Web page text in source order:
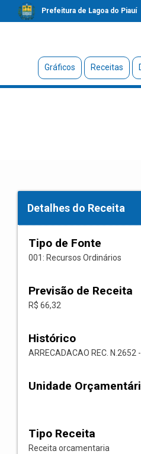
Prefeitura de Lagoa do Piauí
Gráficos Receitas
Detalhes do Receita
Tipo de Fonte
001: Recursos Ordinários
Previsão de Receita
R$ 66,32
Histórico
ARRECADACAO REC. N.2652
Unidade
Tipo Receita
Receita orcamentaria